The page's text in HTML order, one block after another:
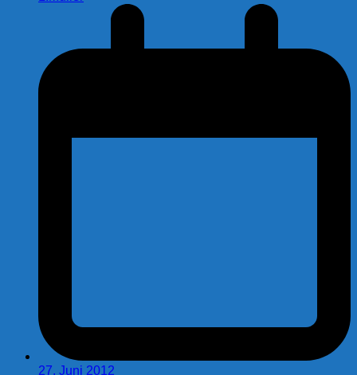
27. Juni 2012